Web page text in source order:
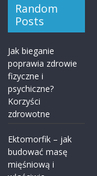
Random
Posts
Jak bieganie
poprawia zdrowie
fizyczne i
psychiczne?
Korzyści
zdrowotne
Ektomorfik – jak
budować masę
mięśniową i